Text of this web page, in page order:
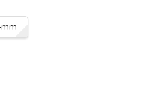
mm